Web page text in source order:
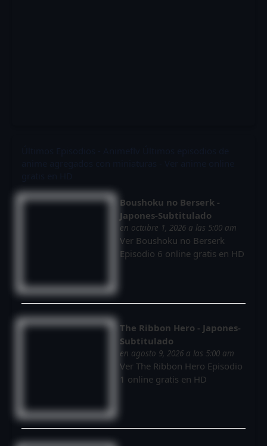
Boushoku no Berserk -
Japones-Subtitulado
en octubre 1, 2026 a las 5:00 am
Ver Boushoku no Berserk
Episodio 6 online gratis en HD
The Ribbon Hero - Japones-
Subtitulado
en agosto 9, 2026 a las 5:00 am
Ver The Ribbon Hero Episodio
1 online gratis en HD